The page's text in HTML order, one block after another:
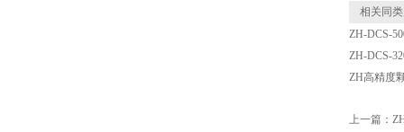
相关同类
ZH-DCS-
ZH-DCS-
ZH高精度
上一篇：